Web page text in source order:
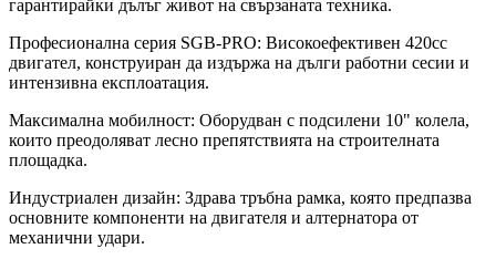
гарантирайки дълъг живот на свързаната техника.
Професионална серия SGB-PRO: Високоефективен 420cc
двигател, конструиран да издържа на дълги работни сесии и
интензивна експлоатация.
Максимална мобилност: Оборудван с подсилени 10" колела,
които преодоляват лесно препятствията на строителната
площадка.
Индустриален дизайн: Здрава тръбна рамка, която предпазва
основните компоненти на двигателя и алтернатора от
механични удари.